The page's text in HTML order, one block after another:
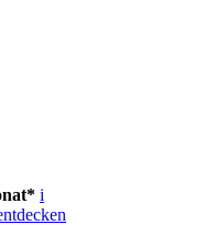
i